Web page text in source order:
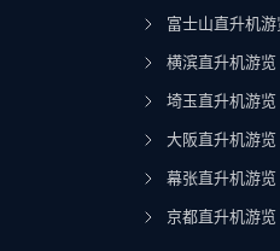
富士山直升机游
横滨直升机游览
埼玉直升机游览
大阪直升机游览
幕张直升机游览
京都直升机游览